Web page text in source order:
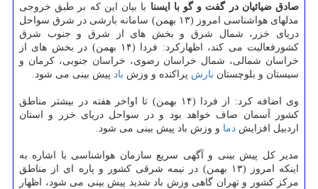
صادق ضیائیان در گفت و گو با ایسنا با بیان این كه بر طبق خروجی
مدلهای هواشناسی امروز (۱۳ بهمن) سامانه بارشی در شرق سواحل
دریای خزر، شمال شرق و بخش های از شرق و جنوب شرق
كشورفعالیت می كند، اظهاركرد: فردا (۱۴ بهمن) در بخش های از
خراسان شمالی، شمال خراسان رضوی، خراسان جنوبی، كرمان و
سیستان و بلوچستان بارش پراكنده و وزش باد پیش بینی می شود.
وی اضافه كرد: از فردا (۱۴ بهمن) تا اواخر هفته در بیشتر مناطق
كشور آسمان صاف خواهد بود و در سواحل دریای خزر و استان
اردبیل افزایش دما و وزش باد پیش بینی می شود.
مدیر كل پیش بینی و آگهی سریع سازمان هواشناسی با اشاره به
اینكه امروز (۱۳ بهمن) در نیمه شرقی كشور و پاره ای از مناطق
مركز كشور و تهران گاهی وزش باد شدید پیش بینی می شود، اظهار